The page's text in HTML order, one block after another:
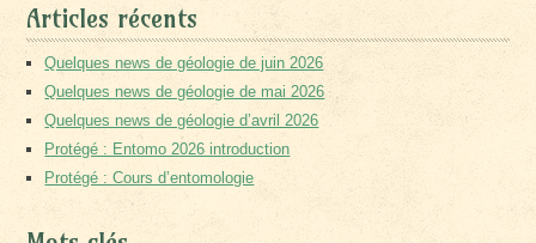
Articles récents
Quelques news de géologie de juin 2026
Quelques news de géologie de mai 2026
Quelques news de géologie d’avril 2026
Protégé : Entomo 2026 introduction
Protégé : Cours d’entomologie